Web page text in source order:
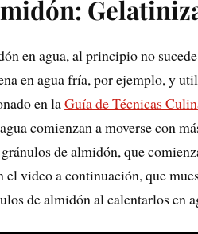
en agua, al principio no
en agua fría, por ejemplo, y
en laGuía de Técnicas
comienzan a moverse con
de almidón, que
el video a continuación, que
de almidón al calentarlos en